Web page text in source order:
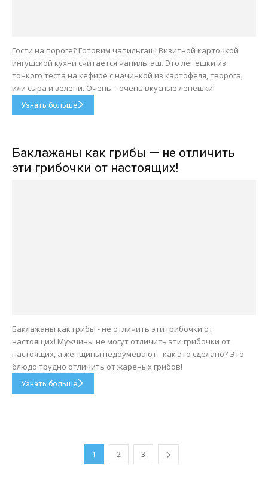
Гости на пороге? Готовим чапильгаш! Визитной карточкой
ингушской кухни считается чапильгаш. Это лепешки из
тонкого теста на кефире с начинкой из картофеля, творога,
или сыра и зелени. Очень – очень вкусные лепешки!
Узнать больше
Баклажаны как грибы — не отличить
эти грибочки от настоящих!
Баклажаны как грибы - не отличить эти грибочки от
настоящих! Мужчины не могут отличить эти грибочки от
настоящих, а женщины недоумевают - как это сделано? Это
блюдо трудно отличить от жареных грибов!
Узнать больше
1 2 3